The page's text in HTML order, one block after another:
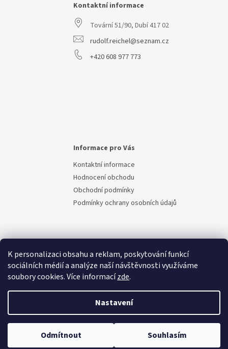
K personalizaci obsahu a reklam, poskytování funkcí
sociálních médií a analýze naší návštěvnosti využíváme
soubory cookies. Více informacízde.
Nastavení
Odmítnout Souhlasím
Kontaktní informace
Tovární 51/90, Dubí 417 02
rudolf.reichel@seznam.cz
+420 608 977 773
Informace pro Vás
Kontaktní informace
Hodnocení obchodu
Obchodní podmínky
Podmínky ochrany osobních údajů
Copyright 2026Berem.cz. Všechna práva vyhrazena.Upravit